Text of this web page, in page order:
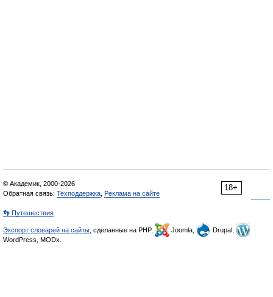
18+
© Академик, 2000-2026
Обратная связь: Техподдержка Реклама на сайте
👣 Путешествия
Экспорт словарей на сайты , сделанные на PHP, Joomla,
Drupal,
WordPress, MODx.